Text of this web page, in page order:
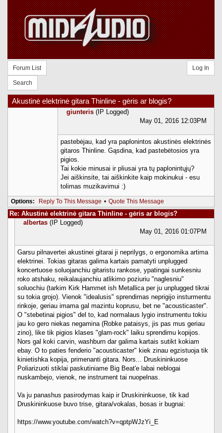
Forum List
Search
Log In
Akustinė elektrinė gitara Thinline - gėris ar blogis?
giunteris (IP Logged)
May 01, 2016 12:03PM
pastebėjau, kad yra paplonintos akustinės elektrinės
gitaros Thinline. Gąsdina, kad pastebėtosios yra
pigios.
Tai kokie minusai ir pliusai yra tų paplonintųjų?
Jei aiškinsite, tai aiškinkite kaip mokinukui - esu
tolimas muzikavimui :)
Options: Reply To This Message • Quote This Message
Re: Akustinė elektrinė gitara Thinline - gėris ar blogis?
albertas (IP Logged)
May 01, 2016 01:07PM
Garsu pilnavertei akustinei gitarai ji neprilygs, o ergonomika artima
elektrinei. Tokias gitaras galima kartais pamatyti unplugged
koncertuose soluojanchiu gitaristu rankose, ypatingai sunkesniu
roko atshaku, reikalaujanchiu atlikimo poziuriu "naglesniu"
soluochiu (tarkim Kirk Hammet ish Metallica per ju unplugged tikrai
su tokia grojo). Vienok "idealusis" sprendimas neprigijo insturmentu
rinkoje, geriau imama gal mazintu koprusu, bet ne "acousticaster".
O "stebetinai pigios" del to, kad normalaus lygio instrumentu tokiu
jau ko gero niekas negamina (Robke pataisys, jis pas mus geriau
zino), like tik pigios klases "glam-rock" laiku sprendimu kopijos.
Nors gal koki carvin, washburn dar galima kartais sutikt kokiam
ebay. O to paties fenderio "acousticaster" kiek zinau egzistuoja tik
kinietishka kopija, primenanti gitara. Nors... Druskininkuose
Poliarizuoti stiklai paskutiniame Big Beat'e labai neblogai
nuskambejo, vienok, ne instrument tai nuopelnas.
Va ju panashus pasirodymas kaip ir Druskininkuose, tik kad
Druskininkuose buvo trise, gitara/vokalas, bosas ir bugnai:
https://www.youtube.com/watch?v=qptpWJzYi_E